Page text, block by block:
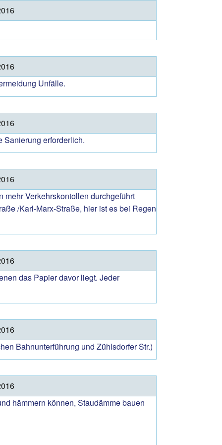
Unfälle.
Sanierung erforderlich.
mehr Verkehrskontollen durchgeführt
/Karl-Marx-Straße, hier ist es bei Regen
das Papier davor liegt. Jeder
Bahnunterführung und Zühlsdorfer Str.)
hämmern können, Staudämme bauen